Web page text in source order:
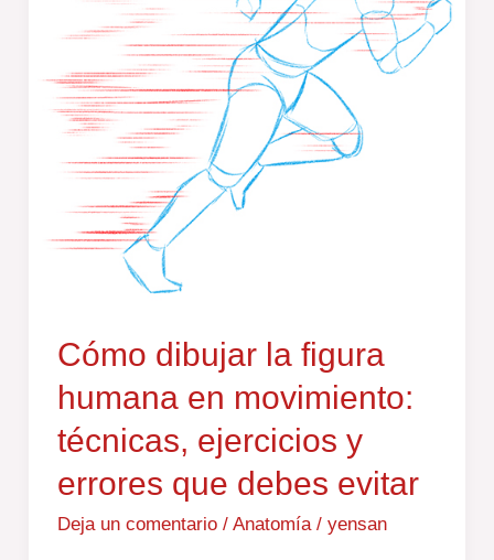
Cómo dibujar la figura
humana en movimiento:
técnicas, ejercicios y
errores que debes evitar
Deja un comentario / Anatomía/ yensan
humana
movimiento:
técnicas,
ejercicios
errores
que